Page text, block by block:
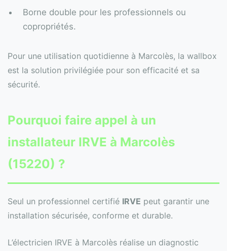
Borne double pour les professionnels ou
copropriétés.
Pour une utilisation quotidienne à Marcolès, la wallbox
est la solution privilégiée pour son efficacité et sa
sécurité.
Pourquoi faire appel à un
installateur IRVE à Marcolès
(15220) ?
Seul un professionnel certifié IRVE peut garantir une
installation sécurisée, conforme et durable.
L’électricien IRVE à Marcolès réalise un diagnostic